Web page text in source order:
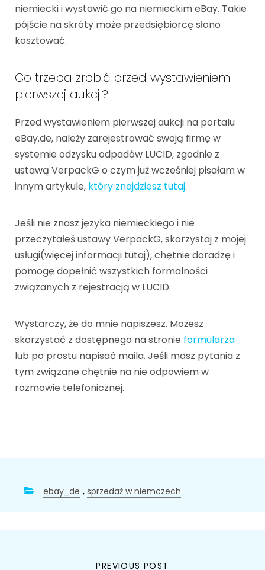
niemiecki i wystawić go na niemieckim eBay. Takie
pójście na skróty może przedsiębiorcę słono
kosztować.
Co trzeba zrobić przed wystawieniem
pierwszej aukcji?
Przed wystawieniem pierwszej aukcji na portalu
eBay.de, należy zarejestrować swoją firmę w
systemie odzysku odpadów LUCID, zgodnie z
ustawą VerpackG o czym już wcześniej pisałam w
innym artykule, który znajdziesz tutaj.
Jeśli nie znasz języka niemieckiego i nie
przeczytałeś ustawy VerpackG, skorzystaj z mojej
usługi(więcej informacji tutaj), chętnie doradzę i
pomogę dopełnić wszystkich formalności
związanych z rejestracją w LUCID.
Wystarczy, że do mnie napiszesz. Możesz
skorzystać z dostępnego na stronie formularza
lub po prostu napisać maila. Jeśli masz pytania z
tym związane chętnie na nie odpowiem w
rozmowie telefonicznej.
ebay_de , sprzedaż w niemczech
PREVIOUS POST